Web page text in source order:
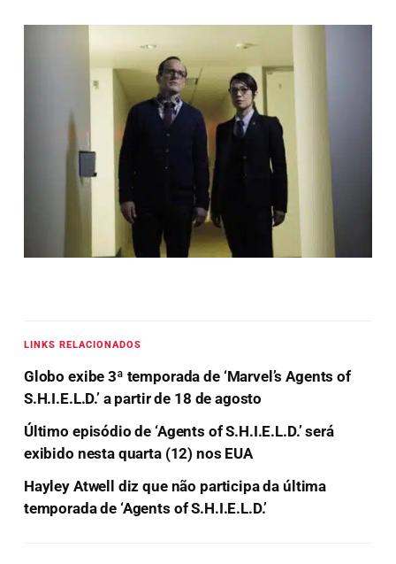
LINKS RELACIONADOS
Globo exibe 3ª temporada de ‘Marvel’s Agents of
S.H.I.E.L.D.’ a partir de 18 de agosto
Último episódio de ‘Agents of S.H.I.E.L.D.’ será
exibido nesta quarta (12) nos EUA
Hayley Atwell diz que não participa da última
temporada de ‘Agents of S.H.I.E.L.D.’